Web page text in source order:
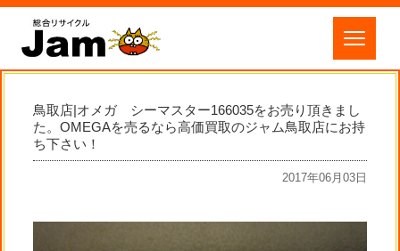
鳥取店|オメガ シーマスター166035をお売り頂きまし
た。OMEGAを売るなら高価買取のジャム鳥取店にお持
ち下さい！
2017年06月03日